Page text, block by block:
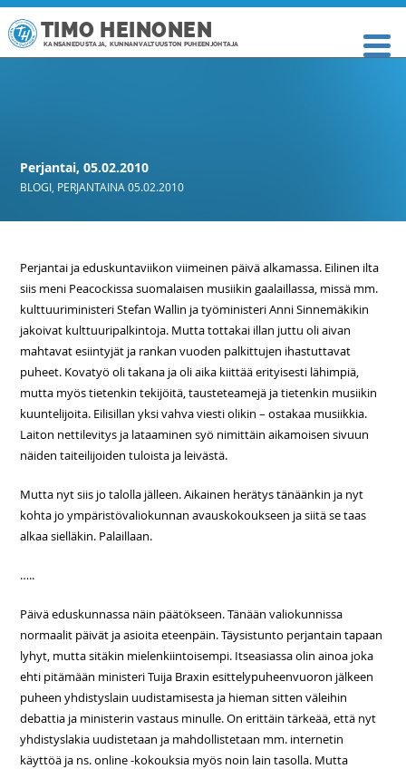
TIMO HEINONEN
KANSANEDUSTAJA, KUNNANVALTUUSTON PUHEENJOHTAJA
Perjantai, 05.02.2010
BLOGI PERJANTAINA 05.02.2010
Perjantai ja eduskuntaviikon viimeinen päivä alkamassa. Eilinen ilta
siis meni Peacockissa suomalaisen musiikin gaalaillassa, missä mm.
kulttuuriministeri Stefan Wallin ja työministeri Anni Sinnemäkikin
jakoivat kulttuuripalkintoja. Mutta tottakai illan juttu oli aivan
mahtavat esiintyjät ja rankan vuoden palkittujen ihastuttavat
puheet. Kovatyö oli takana ja oli aika kiittää erityisesti lähimpiä,
mutta myös tietenkin tekijöitä, tausteteamejä ja tietenkin musiikin
kuuntelijoita. Eilisillan yksi vahva viesti olikin – ostakaa musiikkia.
Laiton nettilevitys ja lataaminen syö nimittäin aikamoisen sivuun
näiden taiteilijoiden tuloista ja leivästä.
Mutta nyt siis jo talolla jälleen. Aikainen herätys tänäänkin ja nyt
kohta jo ympäristövaliokunnan avauskokoukseen ja siitä se taas
alkaa sielläkin. Palaillaan.
…..
Päivä eduskunnassa näin päätökseen. Tänään valiokunnissa
normaalit päivät ja asioita eteenpäin. Täysistunto perjantain tapaan
lyhyt, mutta sitäkin mielenkiintoisempi. Itseasiassa olin ainoa joka
ehti pitämään ministeri Tuija Braxin esittelypuheenvuoron jälkeen
puheen yhdistyslain uudistamisesta ja hieman sitten väleihin
debattia ja ministerin vastaus minulle. On erittäin tärkeää, että nyt
yhdistyslakia uudistetaan ja mahdollistetaan mm. internetin
käyttöä ja ns. online -kokouksia myös noin lain tasolla. Mutta